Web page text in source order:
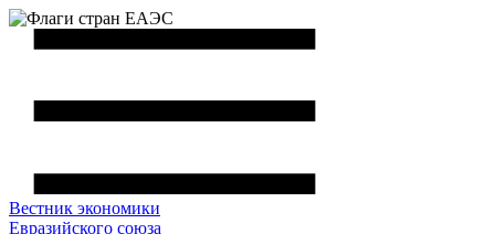
Вестник экономики
Евразийского союза